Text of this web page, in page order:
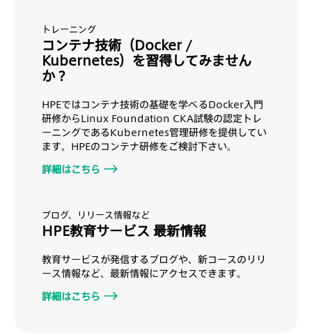
トレーニング
コンテナ技術（Docker /
Kubernetes）を習得してみません
か？
HPEではコンテナ技術の基礎を学べるDocker入門
研修からLinux Foundation CKA試験の認定トレ
ーニングであるKubernetes管理研修を提供してい
ます。HPEのコンテナ研修をご検討下さい。
詳細はこちら
ブログ、リリース情報など
HPE教育サービス 最新情報
教育サービスが発信するブログや、新コースのリリ
ース情報など、最新情報にアクセスできます。
詳細はこちら